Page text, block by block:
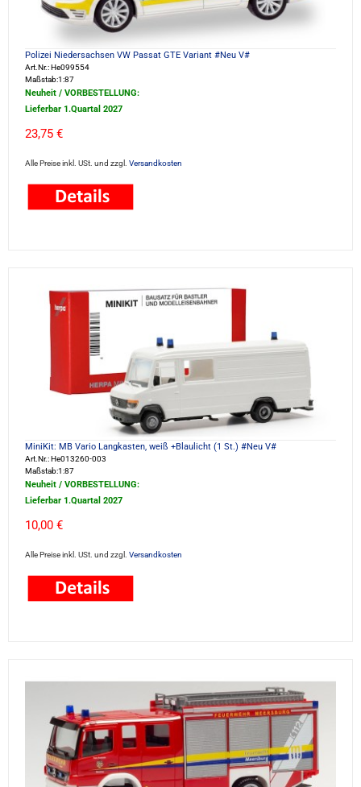
Polizei Niedersachsen VW Passat GTE Variant #Neu V#
Art.Nr.: He099554
Maßstab:1:87
Neuheit / VORBESTELLUNG:
Lieferbar 1.Quartal 2027
23,75 €
Alle Preise inkl. USt. und zzgl. Versandkosten
MiniKit: MB Vario Langkasten, weiß +Blaulicht (1 St.) #Neu V#
Art.Nr.: He013260-003
Maßstab:1:87
Neuheit / VORBESTELLUNG:
Lieferbar 1.Quartal 2027
10,00 €
Alle Preise inkl. USt. und zzgl. Versandkosten